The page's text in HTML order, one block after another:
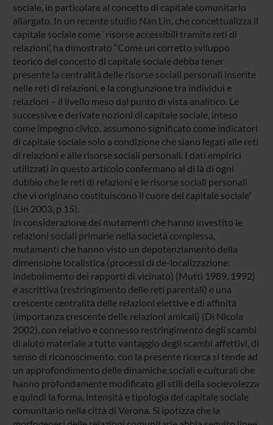
sociale, in particolare al concetto di capitale comunitario
allargato. In un recente studio Nan Lin, che concettualizza il
capitale sociale come `risorse accessibili tramite reti di
relazioni’, ha dimostrato “Come un corretto sviluppo
teorico del concetto di capitale sociale debba tener
presente la centralità delle risorse sociali personali inserite
nelle reti di relazioni, e la congiunzione tra individui e
relazioni – il livello meso dal punto di vista analitico. Le
successive e derivate nozioni di capitale sociale, inteso
come impegno civico, assumono significato come indicatori
di capitale sociale solo a condizione che siano legati alle reti
di relazioni e alle risorse sociali personali. I dati empirici
utilizzati in questo articolo confermano al di là di ogni
dubbio che le reti di relazioni e le risorse sociali personali
che vi originano costituiscono il cuore del capitale sociale”
(Lin 2003, p.15).
In considerazione dei mutamenti che hanno investito le
relazioni sociali primarie nella società complessa,
mutamenti che hanno visto un depotenziamento della
dimensione localistica (processi di de-localizzazione:
indebolimento dei rapporti di vicinato) (Mutti 1989, 1992)
e ascrittiva (restringimento delle reti parentali) e una
crescente centralità delle relazioni elettive e di affinità
(importanza crescente delle relazioni amicali) (Di Nicola
2002), con relativo e connesso restringimento degli scambi
di aiuto materiale a tutto vantaggio degli scambi affettivi, di
senso di riconoscimento, con la presente ricerca si tende ad
un approfondimento delle dinamiche sociali e culturali che
hanno profondamente modificato gli stili della socievolezza
e quindi la forma, intensità e tipologia del capitale sociale
comunitario nella città di Verona. Si ipotizza che la